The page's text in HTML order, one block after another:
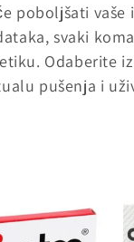
poboljšati vaše
svaki
Odaberite
pušenja i